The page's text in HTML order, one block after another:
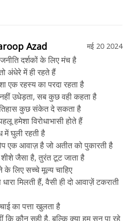
Azad मई 20 2024
दर्शकों के लिए मंच है
अंधेरे में ही रहते हैं
एक रहस्य का परदा रहता है
उधेड़ता, सब कुछ वही कहता है
कुछ संकेत दे सकता है
हमेशा विरोधाभासी होते हैं
घुली रहती है
एक आवाज़ है जो अतीत को पुकारती है
शीशे जैसा है, तुरंत टूट जाता है
के लिए सच्चे मूल्य चाहिए
मिलती हैं, वैसी ही दो आवाज़ें टकराती
का पत्ता खुलता है
कि कौन सही है, बल्कि क्या हम सुन पा रहे